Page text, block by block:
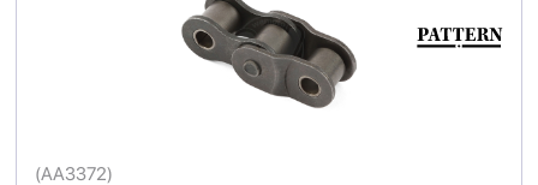
(AA3372)